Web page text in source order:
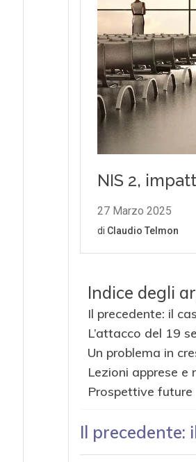
Indice degli
Il precedente: il
L’attacco del 19
Un problema in
Lezioni apprese
Prospettive future
Il precedente: